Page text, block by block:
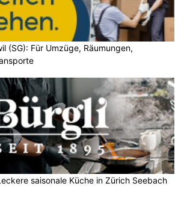
(SG): Für Umzüge, Räumungen,
saisonale Küche in Zürich Seebach